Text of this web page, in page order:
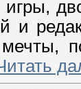
игры,
и